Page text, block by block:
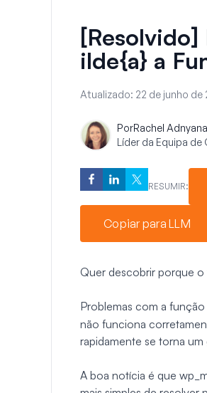
[Resolvido]
ilde{a} a
Atualizado: 22 de junho de
PorRachel Adnyana
Líder da Equipa
RESUMIR:
Copiar para LLM
Quer descobrir porque
Problemas com a função
não funciona
rapidamente se torna
A boa notícia é que